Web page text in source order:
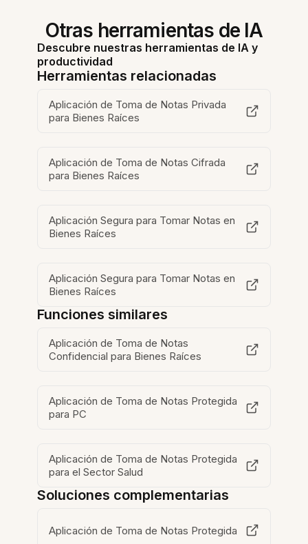
Otras herramientas de IA
Descubre nuestras herramientas de IA y
productividad
Herramientas relacionadas
Aplicación de Toma de Notas Privada
para Bienes Raíces
Aplicación de Toma de Notas Cifrada
para Bienes Raíces
Aplicación Segura para Tomar Notas en
Bienes Raíces
Aplicación Segura para Tomar Notas en
Bienes Raíces
Funciones similares
Aplicación de Toma de Notas
Confidencial para Bienes Raíces
Aplicación de Toma de Notas Protegida
para PC
Aplicación de Toma de Notas Protegida
para el Sector Salud
Soluciones complementarias
Aplicación de Toma de Notas Protegida